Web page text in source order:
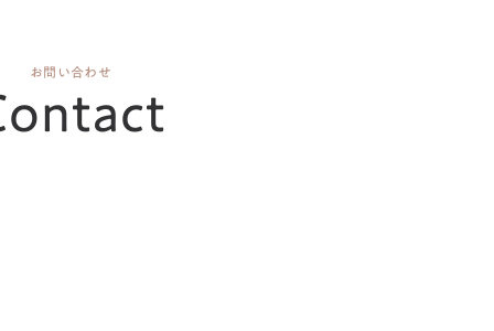
お問い合わせ